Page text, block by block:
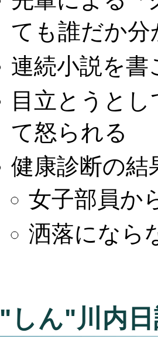
ても誰だか
連続小説を書
目立とうと
て怒られる
健康診断の結
女子部員か
洒落になら
"しん"川内